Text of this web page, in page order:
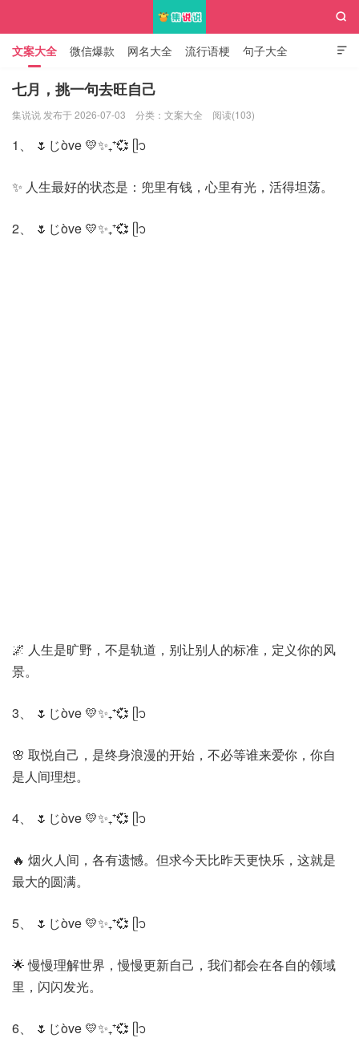

文案大全 微信爆款 网名大全 流行语梗 句子大全
知识大全

七月，挑一句去旺自己
集说说 发布于 2026-07-03 分类： 文案大全 阅读(103)
1、 🌷じòve 💛✨₊⁺💞 ‎ᥫ᭡
✨ 人生最好的状态是：兜里有钱，心里有光，活得坦荡。
2、 🌷じòve 💛✨₊⁺💞 ‎ᥫ᭡
🌌 人生是旷野，不是轨道，别让别人的标准，定义你的风
景。
3、 🌷じòve 💛✨₊⁺💞 ‎ᥫ᭡
🌸 取悦自己，是终身浪漫的开始，不必等谁来爱你，你自
是人间理想。
4、 🌷じòve 💛✨₊⁺💞 ‎ᥫ᭡
🔥 烟火人间，各有遗憾。但求今天比昨天更快乐，这就是
最大的圆满。
5、 🌷じòve 💛✨₊⁺💞 ‎ᥫ᭡
🌟 慢慢理解世界，慢慢更新自己，我们都会在各自的领域
里，闪闪发光。
6、 🌷じòve 💛✨₊⁺💞 ‎ᥫ᭡